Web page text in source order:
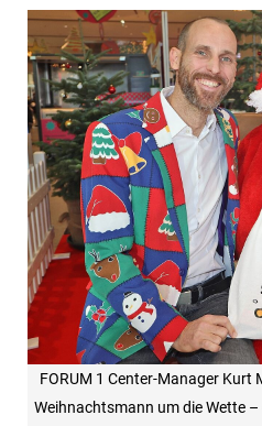
FORUM 1 Center-Manager Kurt
Weihnachtsmann um die Wette